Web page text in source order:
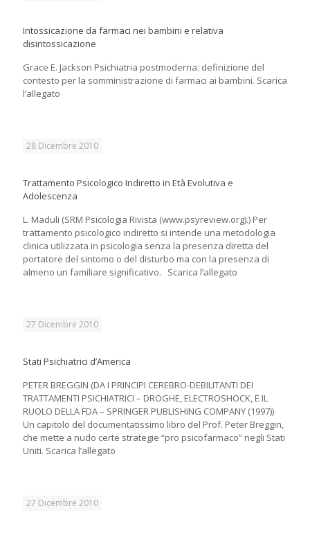
Intossicazione da farmaci nei bambini e relativa
disintossicazione
Grace E. Jackson Psichiatria postmoderna: definizione del
contesto per la somministrazione di farmaci ai bambini. Scarica
l’allegato
28 Dicembre 2010
Trattamento Psicologico Indiretto in Età Evolutiva e
Adolescenza
L. Maduli (SRM Psicologia Rivista (www.psyreview.org).) Per
trattamento psicologico indiretto si intende una metodologia
clinica utilizzata in psicologia senza la presenza diretta del
portatore del sintomo o del disturbo ma con la presenza di
almeno un familiare significativo. Scarica l’allegato
27 Dicembre 2010
Stati Psichiatrici d’America
PETER BREGGIN (DA I PRINCIPI CEREBRO-DEBILITANTI DEI
TRATTAMENTI PSICHIATRICI – DROGHE, ELECTROSHOCK, E IL
RUOLO DELLA FDA – SPRINGER PUBLISHING COMPANY (1997))
Un capitolo del documentatissimo libro del Prof. Peter Breggin,
che mette a nudo certe strategie “pro psicofarmaco” negli Stati
Uniti. Scarica l’allegato
27 Dicembre 2010